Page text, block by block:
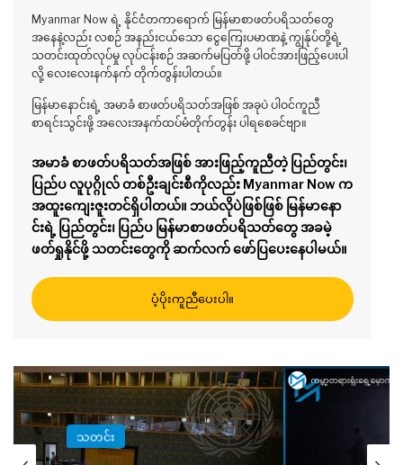
Myanmar Now ရဲ့ နိုင်ငံတကာရောက် မြန်မာစာဖတ်ပရိသတ်တွေ
အနေနဲ့လည်း လစဉ် အနည်းငယ်သော ငွေကြေးပမာဏနဲ့ ကျွန်ုပ်တို့ရဲ့
သတင်းထုတ်လုပ်မှု လုပ်ငန်းစဉ် အဆက်မပြတ်ဖို့ ပါဝင်အားဖြည့်ပေးပါ
လို့ လေးလေးနက်နက် တိုက်တွန်းပါတယ်။
မြန်မာနောင်းရဲ့ အမာခံ စာဖတ်ပရိသတ်အဖြစ် အခုပဲ ပါဝင်ကူညီ
စာရင်းသွင်းဖို့ အလေးအနက်ထပ်မံတိုက်တွန်း ပါရစေခင်ဗျာ။
အမာခံ စာဖတ်ပရိသတ်အဖြစ် အားဖြည့်ကူညီတဲ့ ပြည်တွင်း၊
ပြည်ပ လူပုဂ္ဂိုလ် တစ်ဦးချင်းစီကိုလည်း Myanmar Now က
အထူးကျေးဇူးတင်ရှိပါတယ်။ ဘယ်လိုပဲဖြစ်ဖြစ် မြန်မာနော
င်းရဲ့ ပြည်တွင်း၊ ပြည်ပ မြန်မာစာဖတ်ပရိသတ်တွေ အခမဲ့
ဖတ်ရှုနိုင်ဖို့ သတင်းတွေကို ဆက်လက် ဖော်ပြပေးနေပါမယ်။
ပံ့ပိုးကူညီပေးပါ။
သတင်း